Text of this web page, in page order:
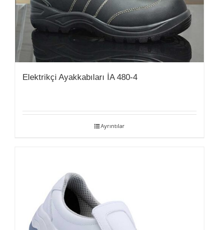
Elektrikçi Ayakkabıları İA 480-4
Ayrıntılar